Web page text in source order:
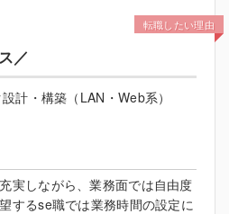
転職したい理由
／
計・構築（LAN・Web系）
実しながら、業務面では自由度
するse職では業務時間の設定に